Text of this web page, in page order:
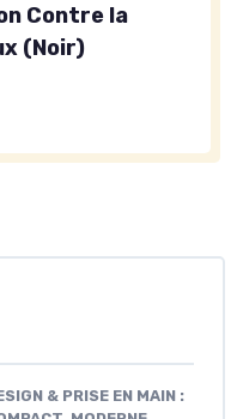
Contre la
(Noir)
& PRISE EN MAIN :